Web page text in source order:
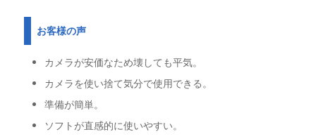
お客様の声
カメラが安価なため壊しても平気。
カメラを使い捨て気分で使用できる。
準備が簡単。
ソフトが直感的に使いやすい。